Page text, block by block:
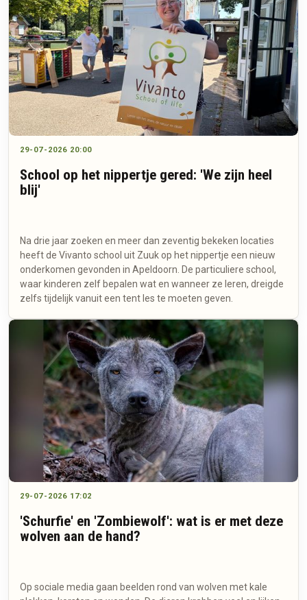
29-07-2026 20:00
School op het nippertje gered: 'We zijn heel
blij'
Na drie jaar zoeken en meer dan zeventig bekeken locaties
heeft de Vivanto school uit Zuuk op het nippertje een nieuw
onderkomen gevonden in Apeldoorn. De particuliere school,
waar kinderen zelf bepalen wat en wanneer ze leren, dreigde
zelfs tijdelijk vanuit een tent les te moeten geven.
29-07-2026 17:02
'Schurfie' en 'Zombiewolf': wat is er met deze
wolven aan de hand?
Op sociale media gaan beelden rond van wolven met kale